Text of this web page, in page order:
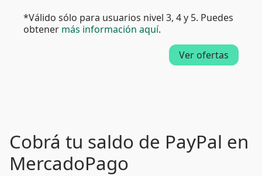
*Válido sólo para usuarios nivel 3, 4 y 5. Puedes
obtener más información aquí.
Ver ofertas
Cobrá tu saldo de PayPal en
MercadoPago